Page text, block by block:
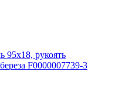
95х18, рукоять
F0000007739-3